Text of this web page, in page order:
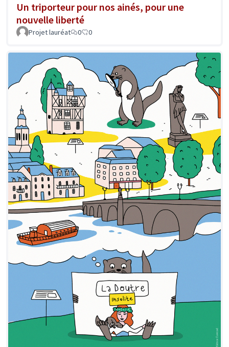
Un triporteur pour nos ainés, pour une
nouvelle liberté
Projet lauréat 0 0